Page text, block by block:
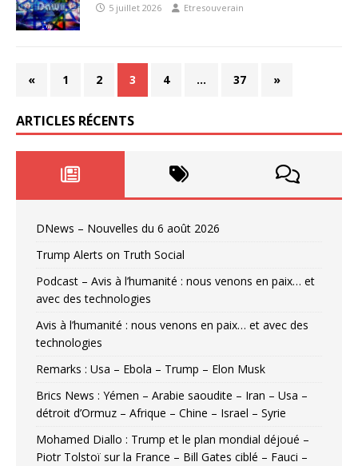
5 juillet 2026 Etresouverain
« 1 2 3 4 … 37 »
ARTICLES RÉCENTS
DNews – Nouvelles du 6 août 2026
Trump Alerts on Truth Social
Podcast – Avis à l’humanité : nous venons en paix… et
avec des technologies
Avis à l’humanité : nous venons en paix… et avec des
technologies
Remarks : Usa – Ebola – Trump – Elon Musk
Brics News : Yémen – Arabie saoudite – Iran – Usa –
détroit d’Ormuz – Afrique – Chine – Israel – Syrie
Mohamed Diallo : Trump et le plan mondial déjoué –
Piotr Tolstoï sur la France – Bill Gates ciblé – Fauci –